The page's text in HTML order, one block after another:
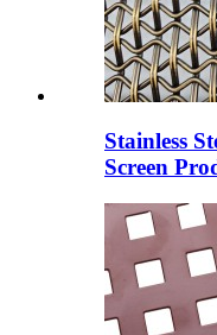
Stainless
Screen